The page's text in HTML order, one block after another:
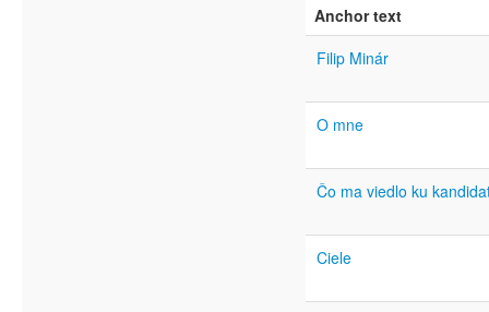
Anchor text
Filip Minár
O mne
Čo ma viedlo ku
Ciele